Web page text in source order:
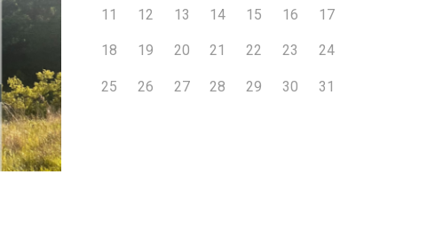
11 12 13 14 15 16 17
18 19 20 21 22 23 24
25 26 27 28 29 30 31